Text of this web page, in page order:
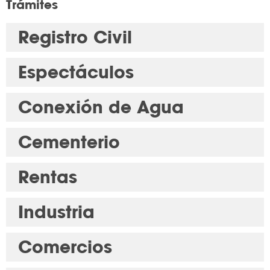
Trámites
Registro Civil
Espectáculos
Conexión de Agua
Cementerio
Rentas
Industria
Comercios